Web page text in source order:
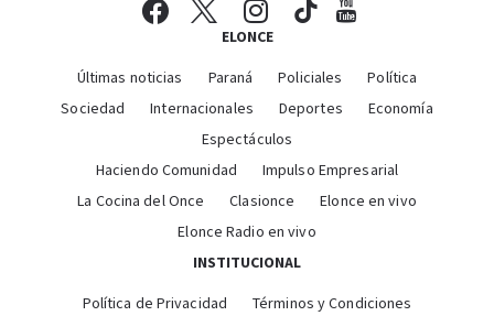
ELONCE
Últimas noticias Paraná Policiales
Política
Sociedad
Internacionales Deportes
Economía
Espectáculos
Haciendo Comunidad
Impulso Empresarial
La Cocina del Once
Clasionce
Elonce en vivo
Elonce Radio en vivo
INSTITUCIONAL
Política de Privacidad Términos y Condiciones